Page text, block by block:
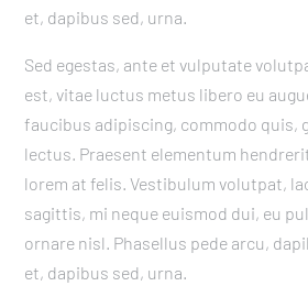
et, dapibus sed, urna.
Sed egestas, ante et vulputate
est, vitae luctus metus libero eu
faucibus adipiscing, commodo quis,
lectus. Praesent elementum
lorem at felis. Vestibulum volutpat,
sagittis, mi neque euismod dui, eu
ornare nisl. Phasellus pede arcu,
et, dapibus sed, urna.